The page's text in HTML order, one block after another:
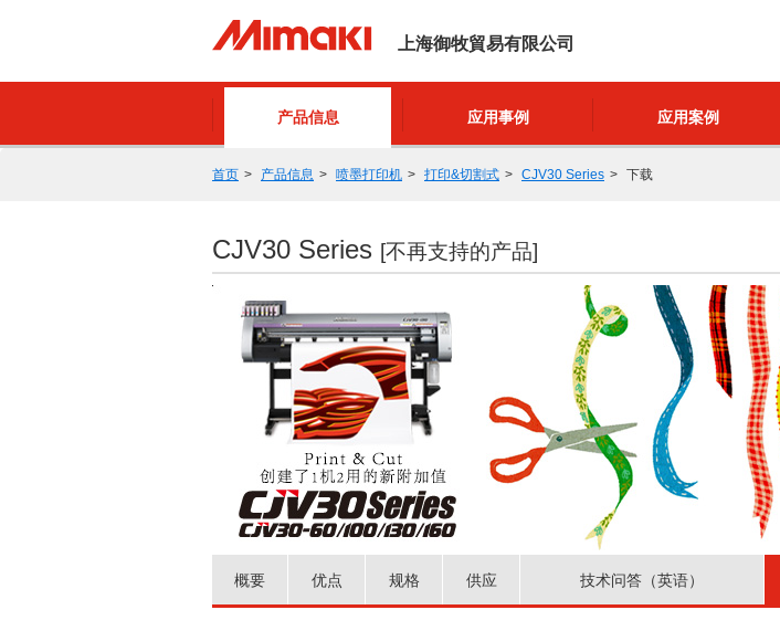
上海御牧貿易有限公司
产品信息 应用事例 应用案例
首页 产品信息 喷墨打印机 打印&切割式 CJV30 Series 下载
CJV30 Series [不再支持的产品]
概要 优点 规格 供应 技术问答（英语）